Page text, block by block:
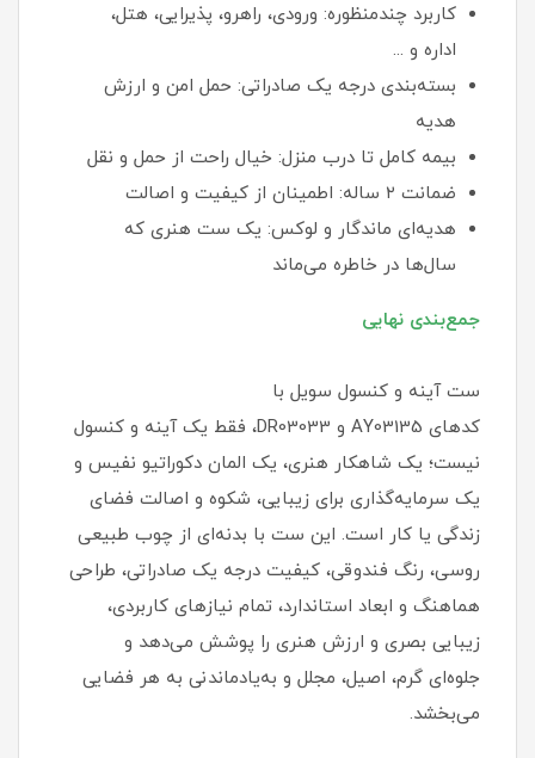
کاربرد چندمنظوره: ورودی، راهرو، پذیرایی، هتل،
اداره و ...
بسته‌بندی درجه یک صادراتی: حمل امن و ارزش
هدیه
بیمه کامل تا درب منزل: خیال راحت از حمل و نقل
ضمانت ۲ ساله: اطمینان از کیفیت و اصالت
هدیه‌ای ماندگار و لوکس: یک ست هنری که
سال‌ها در خاطره می‌ماند
جمع‌بندی نهایی
ست آینه و کنسول سویل با
کدهای AY03135 و DR03033، فقط یک آینه و کنسول
نیست؛ یک شاهکار هنری، یک المان دکوراتیو نفیس و
یک سرمایه‌گذاری برای زیبایی، شکوه و اصالت فضای
زندگی یا کار است. این ست با بدنه‌ای از چوب طبیعی
روسی، رنگ فندوقی، کیفیت درجه یک صادراتی، طراحی
هماهنگ و ابعاد استاندارد، تمام نیازهای کاربردی،
زیبایی بصری و ارزش هنری را پوشش می‌دهد و
جلوه‌ای گرم، اصیل، مجلل و به‌یادماندنی به هر فضایی
می‌بخشد.